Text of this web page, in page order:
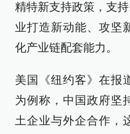
精特新支持政策，支
业打造新动能、攻坚
化产业链配套能力。
美国《纽约客》在报
为例称，中国政府坚
土企业与外企合作，